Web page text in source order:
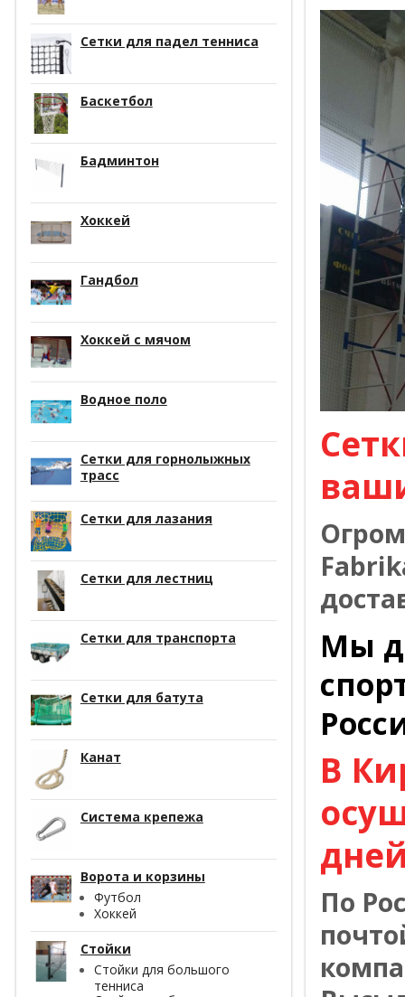
Сетки для падел тенниса
Баскетбол
Бадминтон
Хоккей
Гандбол
Хоккей с мячом
Водное поло
Сетки для горнолыжных
трасс
Сетки для лазания
Сетки для лестниц
Сетки для транспорта
Сетки для батута
Канат
Система крепежа
Ворота и корзины
Футбол
Хоккей
Стойки
Стойки для большого
тенниса
Мы
В
По